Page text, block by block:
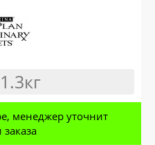
1.3кг
менеджер уточнит